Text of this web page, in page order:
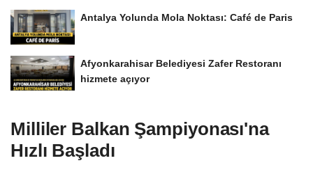
Antalya Yolunda Mola Noktası: Café de Paris
Afyonkarahisar Belediyesi Zafer Restoranı
hizmete açıyor
Milliler Balkan Şampiyonası'na
Hızlı Başladı